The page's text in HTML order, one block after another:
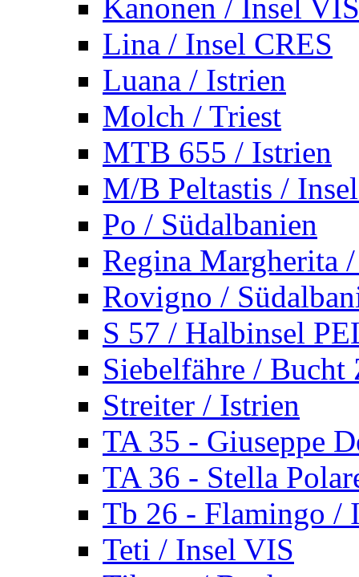
Kanonen / Insel VIS
Lina / Insel CRES
Luana / Istrien
Molch / Triest
MTB 655 / Istrien
M/B Peltastis /
Po / Südalbanien
Regina Margherita
Rovigno /
S 57 / Halbinsel
Siebelfähre / Bucht
Streiter / Istrien
TA 35 - Giuseppe
TA 36 - Stella
Tb 26 - Flamingo /
Teti / Insel VIS